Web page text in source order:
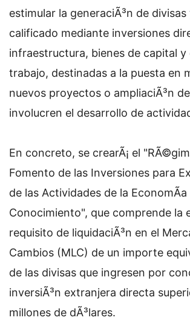
estimular la generaciÃ³n de divisas
calificado mediante inversiones
infraestructura, bienes de capital y
trabajo, destinadas a la puesta en
nuevos proyectos o ampliaciÃ³n
involucren el desarrollo de
En concreto, se crearÃ¡ el
Fomento de las Inversiones para
de las Actividades de la EconomÃ­a
Conocimiento", que comprende la
requisito de liquidaciÃ³n en el
Cambios (MLC) de un importe
de las divisas que ingresen por
inversiÃ³n extranjera directa
millones de dÃ³lares.